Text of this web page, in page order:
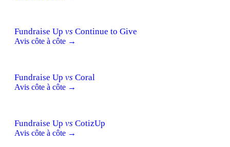
Fundraise Up vs Continue to Give
Avis côte à côte →
Fundraise Up vs Coral
Avis côte à côte →
Fundraise Up vs CotizUp
Avis côte à côte →